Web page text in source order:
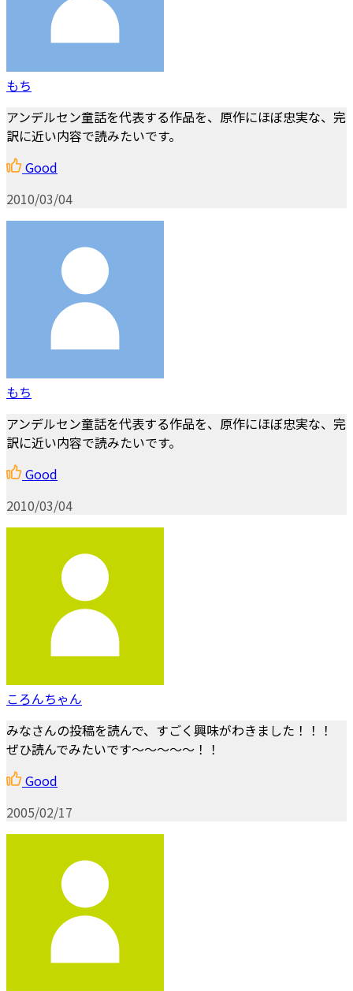
もち
アンデルセン童話を代表する作品を、原作にほぼ忠実な、完
訳に近い内容で読みたいです。
Good
2010/03/04
もち
アンデルセン童話を代表する作品を、原作にほぼ忠実な、完
訳に近い内容で読みたいです。
Good
2010/03/04
ころんちゃん
みなさんの投稿を読んで、すごく興味がわきました！！！
ぜひ読んでみたいです～～～～～！！
Good
2005/02/17